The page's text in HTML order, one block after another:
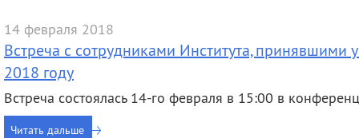
14 февраля 2018
Встреча с сотрудниками Института, принявшими
2018 году
Встреча состоялась 14-го февраля в 15:00 в
Читать дальше